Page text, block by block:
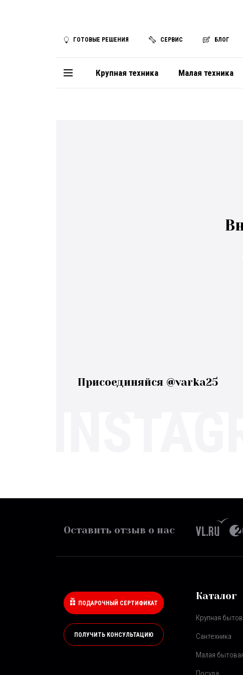
ГОТОВЫЕ РЕШЕНИЯ СЕРВИС БЛОГ
Крупная техника Малая техника
Присоединяйся @varka25
Оставить отзыв о нас
ПОДАРОЧНЫЙ СЕРТИФИКАТ
ПОЛУЧИТЬ КОНСУЛЬТАЦИЮ
Каталог
Крупная
Сантехника
Малая